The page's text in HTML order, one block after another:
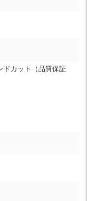
ドカット（品質保証